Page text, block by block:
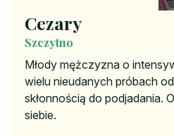
Cezary
Szczytno
Młody mężczyzna o
wielu nieudanych próbach
skłonnością do podjadania.
siebie.